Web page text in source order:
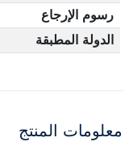
رسوم الإرجاع
الدولة المطبقة
معلومات المنتج